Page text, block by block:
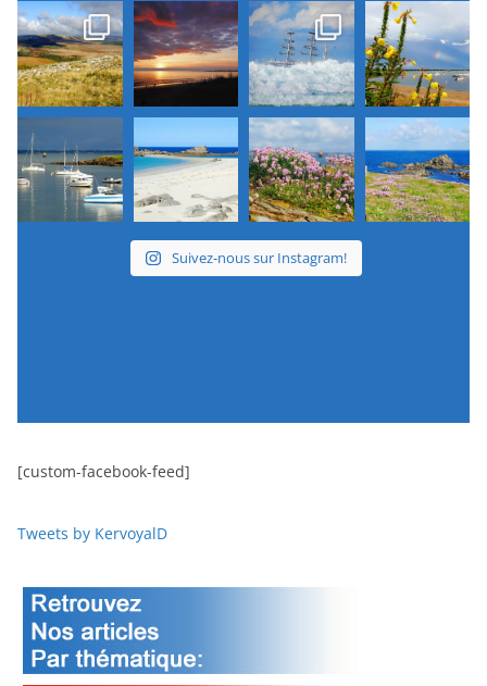
Suivez-nous sur Instagram!
[custom-facebook-feed]
Tweets by KervoyalD